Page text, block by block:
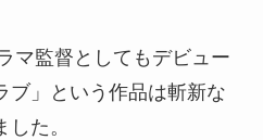
マ監督としてもデビュー
ブ」という作品は斬新な
た。